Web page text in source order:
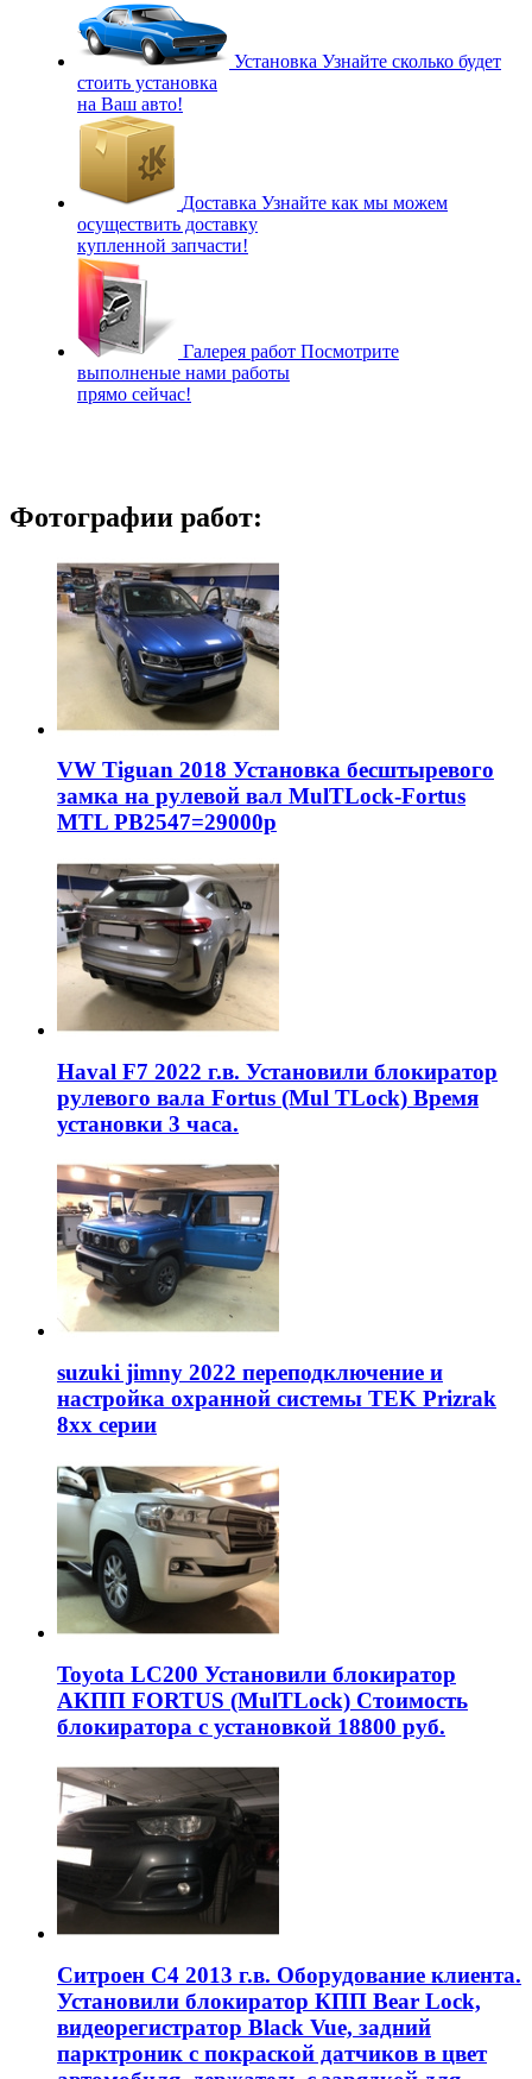
Установка Узнайте сколько будет
стоить установка
на Ваш авто!
Доставка Узнайте как мы можем
осуществить доставку
купленной запчасти!
Галерея работ Посмотрите
выполненые нами работы
прямо сейчас!
Фотографии работ:
VW Tiguan 2018 Установка бесштыревого
замка на рулевой вал MulTLock-Fortus
MTL РВ2547=29000р
Haval F7 2022 г.в. Установили блокиратор
рулевого вала Fortus (Mul TLock) Время
установки 3 часа.
suzuki jimny 2022 переподключение и
настройка охранной системы TEK Prizrak
8xx серии
Toyota LC200 Установили блокиратор
АКПП FORTUS (MulTLock) Стоимость
блокиратора с установкой 18800 руб.
Ситроен С4 2013 г.в. Оборудование клиента.
Установили блокиратор КПП Bear Lock,
видеорегистратор Black Vue, задний
парктроник с покраской датчиков в цвет